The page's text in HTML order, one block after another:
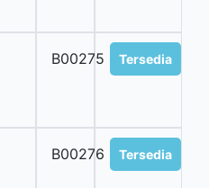
B00275 Tersedia
B00276 Tersedia